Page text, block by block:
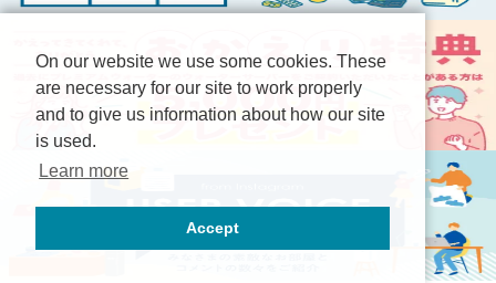
On our website we use some cookies. These
are necessary for our site to work properly
and to give us information about how our site
is used.
Learn more
Accept